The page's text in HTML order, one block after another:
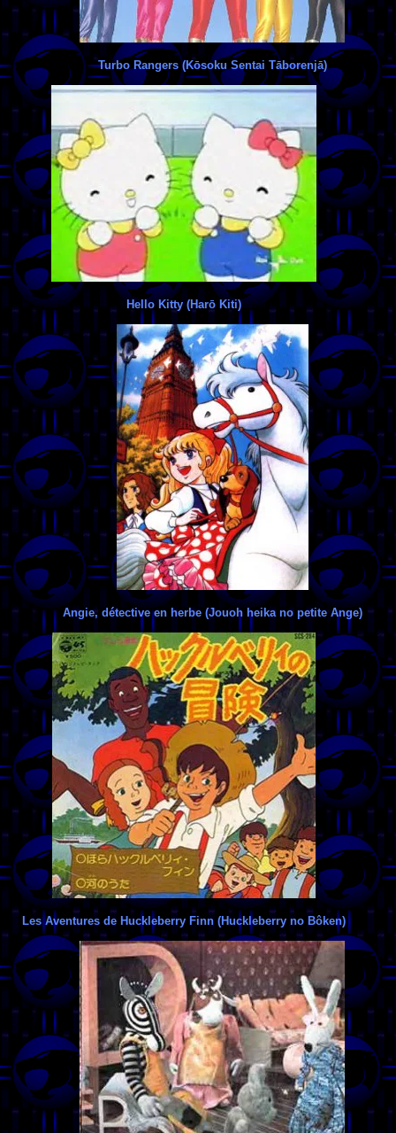
Turbo Rangers (Kōsoku Sentai Tāborenjā)
Hello Kitty (Harō Kiti)
Angie, détective en herbe (Jouoh heika no petite Ange)
Les Aventures de Huckleberry Finn (Huckleberry no Bôken)